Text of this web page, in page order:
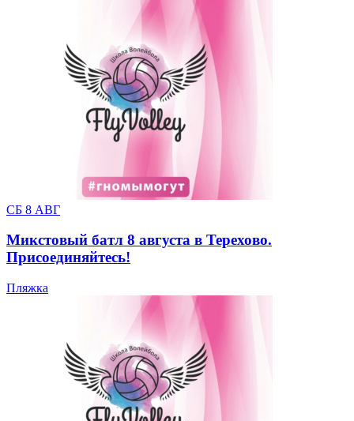
СБ 8 АВГ
Микстовый батл 8 августа в Терехово.
Присоединяйтесь!
Пляжка